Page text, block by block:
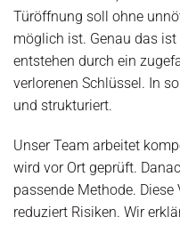
Türöffnung soll ohne
möglich ist. Genau das
entstehen durch ein
verlorenen Schlüssel. In
und strukturiert.
Unser Team arbeitet
wird vor Ort geprüft.
passende Methode.
reduziert Risiken. Wir